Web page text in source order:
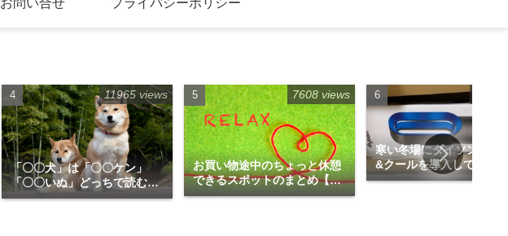
お問い合せ プライバシーポリシー
「〇〇犬」は「〇〇ケン」
「〇〇いぬ」どっちで読むの
が正解？
11965 views
お買い物途中のちょっと休憩
できるスポットのまとめ【福
岡博多エリア編】
7608 views
寒い冬場にダイソンのホ
&クールを導入してみまし
た！！